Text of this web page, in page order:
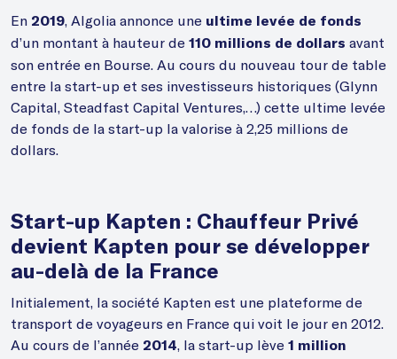
En 2019, Algolia annonce une ultime levée de fonds
d’un montant à hauteur de 110 millions de dollars avant
son entrée en Bourse. Au cours du nouveau tour de table
entre la start-up et ses investisseurs historiques (Glynn
Capital, Steadfast Capital Ventures,…) cette ultime levée
de fonds de la start-up la valorise à 2,25 millions de
dollars.
Start-up Kapten : Chauffeur Privé
devient Kapten pour se développer
au-delà de la France
Initialement, la société Kapten est une plateforme de
transport de voyageurs en France qui voit le jour en 2012.
Au cours de l’année 2014, la start-up lève 1 million